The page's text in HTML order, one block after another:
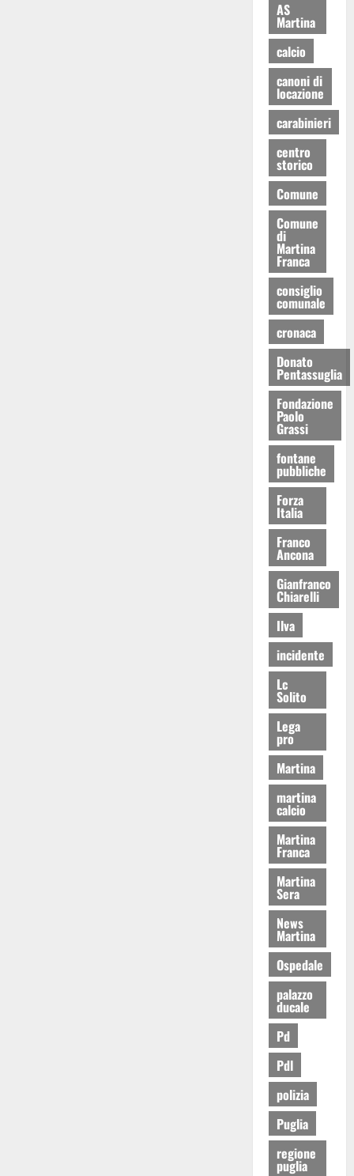
AS
Martina
calcio
canoni di
locazione
carabinieri
centro
storico
Comune
Comune
di
Martina
Franca
consiglio
comunale
cronaca
Donato
Pentassuglia
Fondazione
Paolo
Grassi
fontane
pubbliche
Forza
Italia
Franco
Ancona
Gianfranco
Chiarelli
Ilva
incidente
Lc
Solito
Lega
pro
Martina
martina
calcio
Martina
Franca
Martina
Sera
News
Martina
Ospedale
palazzo
ducale
Pd
Pdl
polizia
Puglia
regione
puglia